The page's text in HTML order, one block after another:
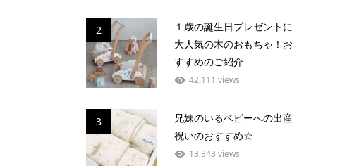
2
１歳の誕生日プレゼントに
大人気の木のおもちゃ！お
すすめのご紹介
42,111 views
3
兄妹のいるベビーへの出産
祝いのおすすめ☆
13,843 views